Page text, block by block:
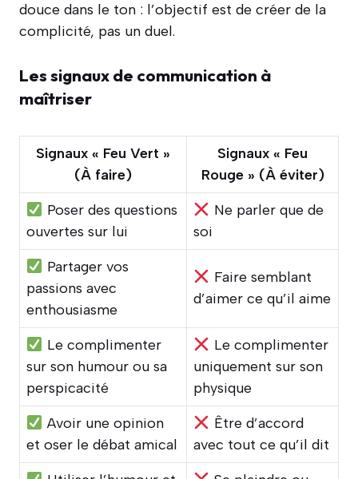
douce dans le ton : l’objectif est de créer de la
complicité, pas un duel.
Les signaux de communication à
maîtriser
Signaux « Feu Vert »
(À faire)
Signaux « Feu
Rouge » (À éviter)
Poser des questions
ouvertes sur lui
Ne parler que de
soi
Partager vos
passions avec
enthousiasme
Faire semblant
d’aimer ce qu’il aime
Le complimenter
sur son humour ou sa
perspicacité
Le complimenter
uniquement sur son
physique
Avoir une opinion
et oser le débat amical
Être d’accord
avec tout ce qu’il dit